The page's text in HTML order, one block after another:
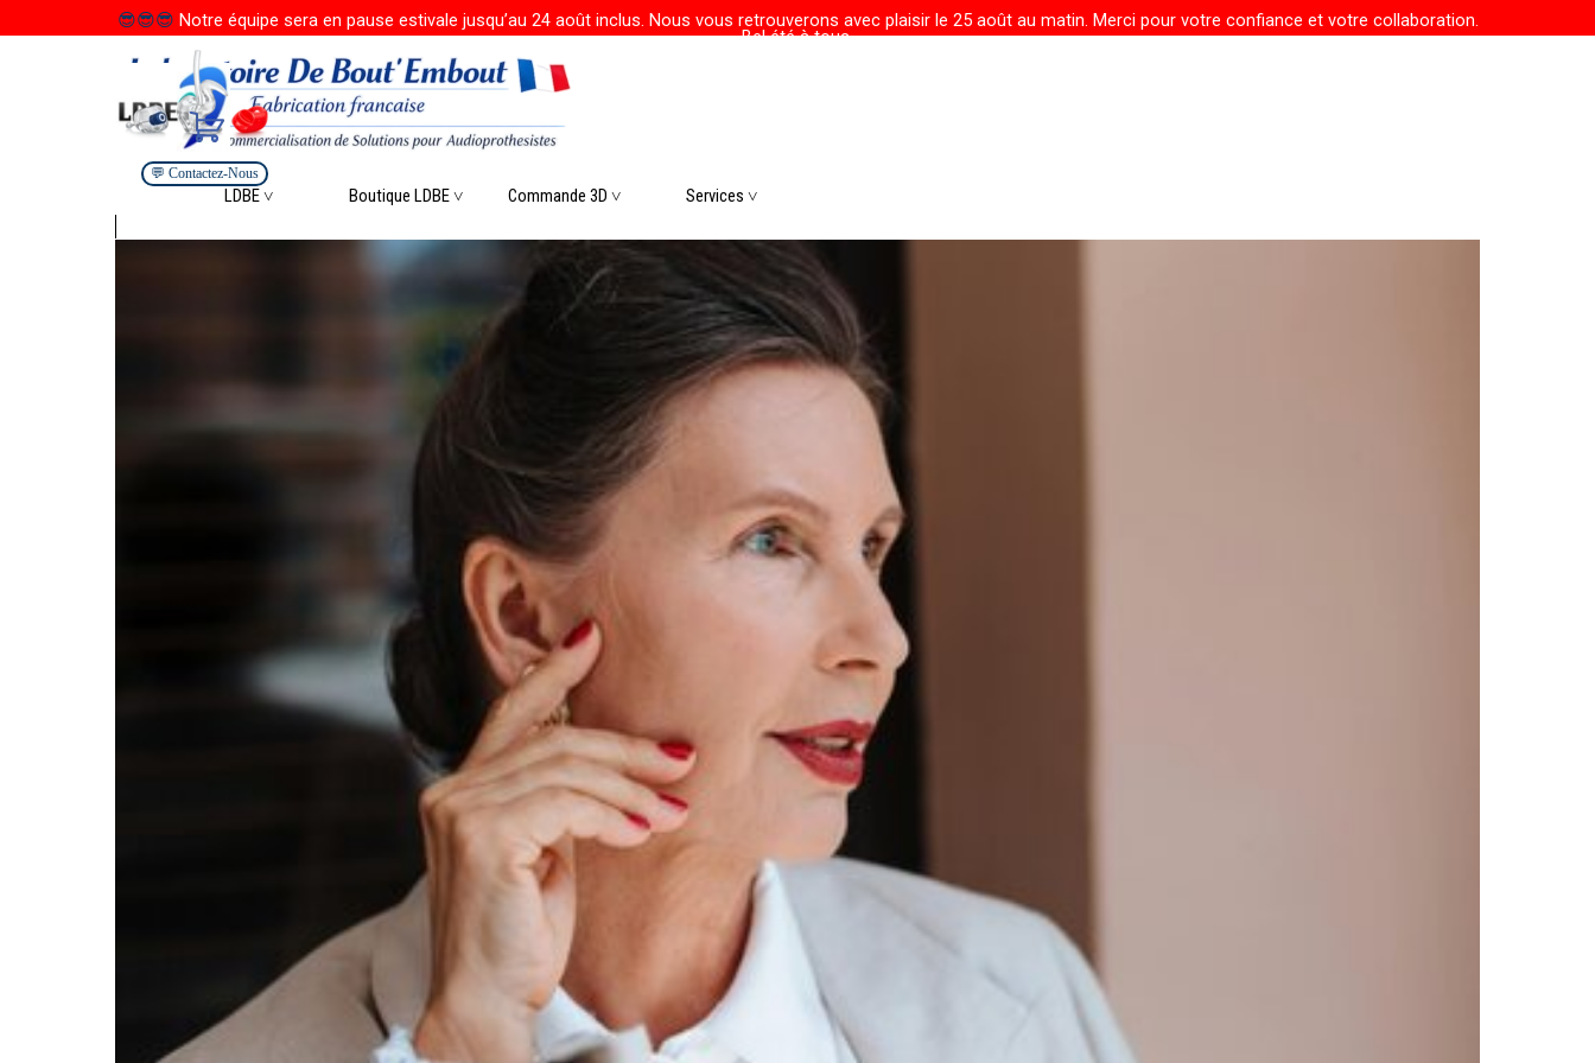
Aller au contenu
😎😎😎 Notre équipe sera en pause estivale jusqu’au 24 août inclus. Nous vous retrouverons avec plaisir le 25 août au matin. Merci pour votre confiance et votre collaboration.
Bel été à tous.
💬 Contactez-Nous
Sauter le menu
LDBE ˅ ▼
Boutique LDBE ˅ ▼
Commande 3D ˅ ▼
Services ˅